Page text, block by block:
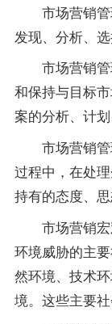
市场营销管
发现、分析、
市场营销管
和保持与目标
案的分析、计划
市场营销管
过程中，在处
持有的态度、思
市场营销宏
环境威胁的主
然环境、技术
境。这些主要